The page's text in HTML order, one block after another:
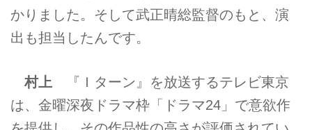
かりました。そして武正晴総監督のもと、演
出も担当したんです。
村上 『Ｉターン』を放送するテレビ東京
は、金曜深夜ドラマ枠「ドラマ24」で意欲作